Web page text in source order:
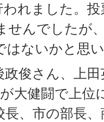
れました。
せんでしたが
はないかと思
俊さん、上
大健闘で上位
、市の部長